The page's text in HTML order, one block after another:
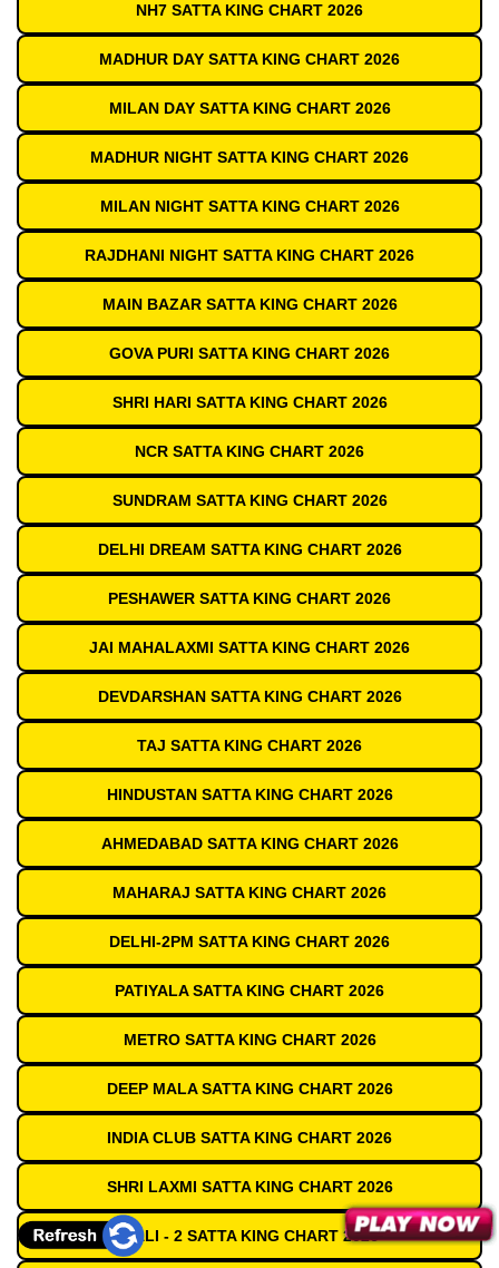
NH7 SATTA KING CHART 2026
MADHUR DAY SATTA KING CHART 2026
MILAN DAY SATTA KING CHART 2026
MADHUR NIGHT SATTA KING CHART 2026
MILAN NIGHT SATTA KING CHART 2026
RAJDHANI NIGHT SATTA KING CHART 2026
MAIN BAZAR SATTA KING CHART 2026
GOVA PURI SATTA KING CHART 2026
SHRI HARI SATTA KING CHART 2026
NCR SATTA KING CHART 2026
SUNDRAM SATTA KING CHART 2026
DELHI DREAM SATTA KING CHART 2026
PESHAWER SATTA KING CHART 2026
JAI MAHALAXMI SATTA KING CHART 2026
DEVDARSHAN SATTA KING CHART 2026
TAJ SATTA KING CHART 2026
HINDUSTAN SATTA KING CHART 2026
AHMEDABAD SATTA KING CHART 2026
MAHARAJ SATTA KING CHART 2026
DELHI-2PM SATTA KING CHART 2026
PATIYALA SATTA KING CHART 2026
METRO SATTA KING CHART 2026
DEEP MALA SATTA KING CHART 2026
INDIA CLUB SATTA KING CHART 2026
SHRI LAXMI SATTA KING CHART 2026
GALI - 2 SATTA KING CHART 2026